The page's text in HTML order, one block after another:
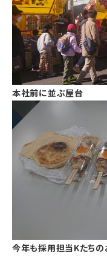
本社前に並ぶ屋台
今年も採用担当Kたちの